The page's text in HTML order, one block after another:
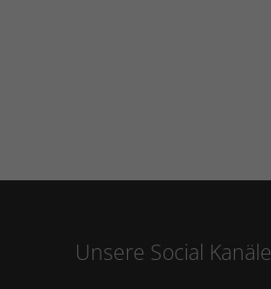
Unsere Social Kanäle